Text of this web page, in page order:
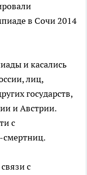
в Сочи 2014
и касались
лиц,
государств,
и Австрии.
с
смертниц.
с